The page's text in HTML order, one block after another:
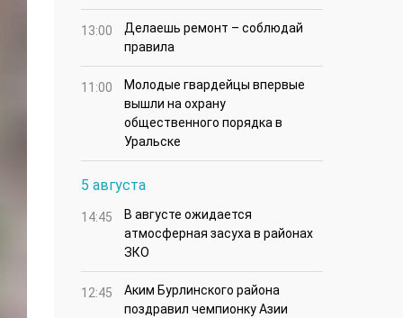
13:00
Делаешь ремонт – соблюдай
правила
11:00
Молодые гвардейцы впервые
вышли на охрану
общественного порядка в
Уральске
5 августа
14:45
В августе ожидается
атмосферная засуха в районах
ЗКО
12:45
Аким Бурлинского района
поздравил чемпионку Азии